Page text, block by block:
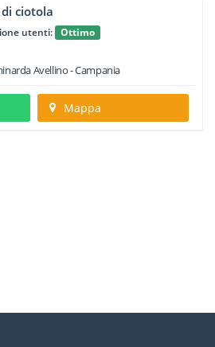
ciotola
utenti: Ottimo
Avellino -Campania
Mappa